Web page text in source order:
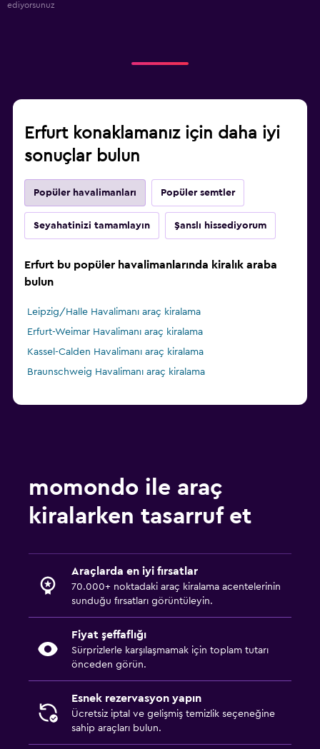
ediyorsunuz
Erfurt konaklamanız için daha iyi
sonuçlar bulun
Popüler havalimanları Popüler semtler
Seyahatinizi tamamlayın Şanslı hissediyorum
Erfurt bu popüler havalimanlarında kiralık araba
bulun
Leipzig/Halle Havalimanı araç kiralama
Erfurt-Weimar Havalimanı araç kiralama
Kassel-Calden Havalimanı araç kiralama
Braunschweig Havalimanı araç kiralama
momondo ile araç
kiralarken tasarruf et
Araçlarda en iyi fırsatlar
70.000+ noktadaki araç kiralama acentelerinin
sunduğu fırsatları görüntüleyin.
Fiyat şeffaflığı
Sürprizlerle karşılaşmamak için toplam tutarı
önceden görün.
Esnek rezervasyon yapın
Ücretsiz iptal ve gelişmiş temizlik seçeneğine
sahip araçları bulun.